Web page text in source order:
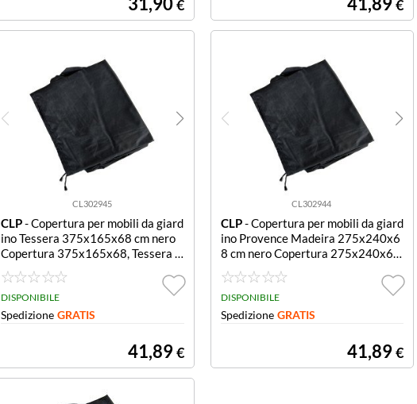
€ €
CL302945
CLP- Copertura per mobili da giard
ino Tessera 375x165x68 cm nero
Copertura 375x165x68, Tessera n
ero
DISPONIBILE
Spedizione GRATIS
41,89€
CL302944
CLP- Copertura per mobili da giard
ino Provence Madeira 275x240x6
8 cm nero Copertura 275x240x68,
Provence, Madeira nero
DISPONIBILE
Spedizione GRATIS
41,89€